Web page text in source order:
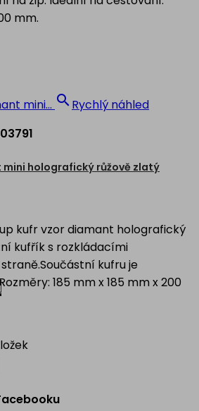
mm.
 Rychlý náhled
holografický růžově zlatý
kufr vzor diamant holografický
kufřík s rozkládacími
kufru je
185 mm x 185 mm x 200